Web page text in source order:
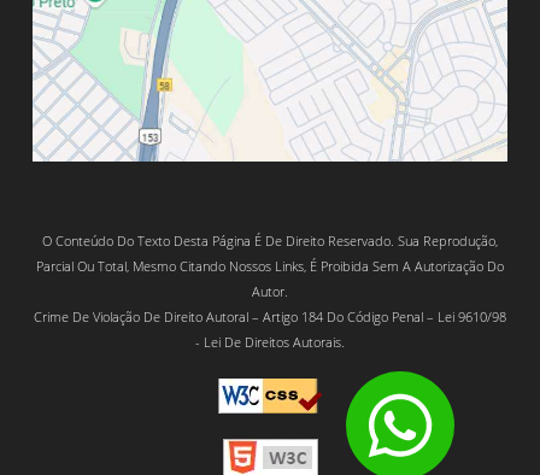
O Conteúdo Do Texto Desta Página É De Direito Reservado. Sua Reprodução,
Parcial Ou Total, Mesmo Citando Nossos Links, É Proibida Sem A Autorização Do
Autor.
Crime De Violação De Direito Autoral – Artigo 184 Do Código Penal – Lei 9610/98
- Lei De Direitos Autorais.